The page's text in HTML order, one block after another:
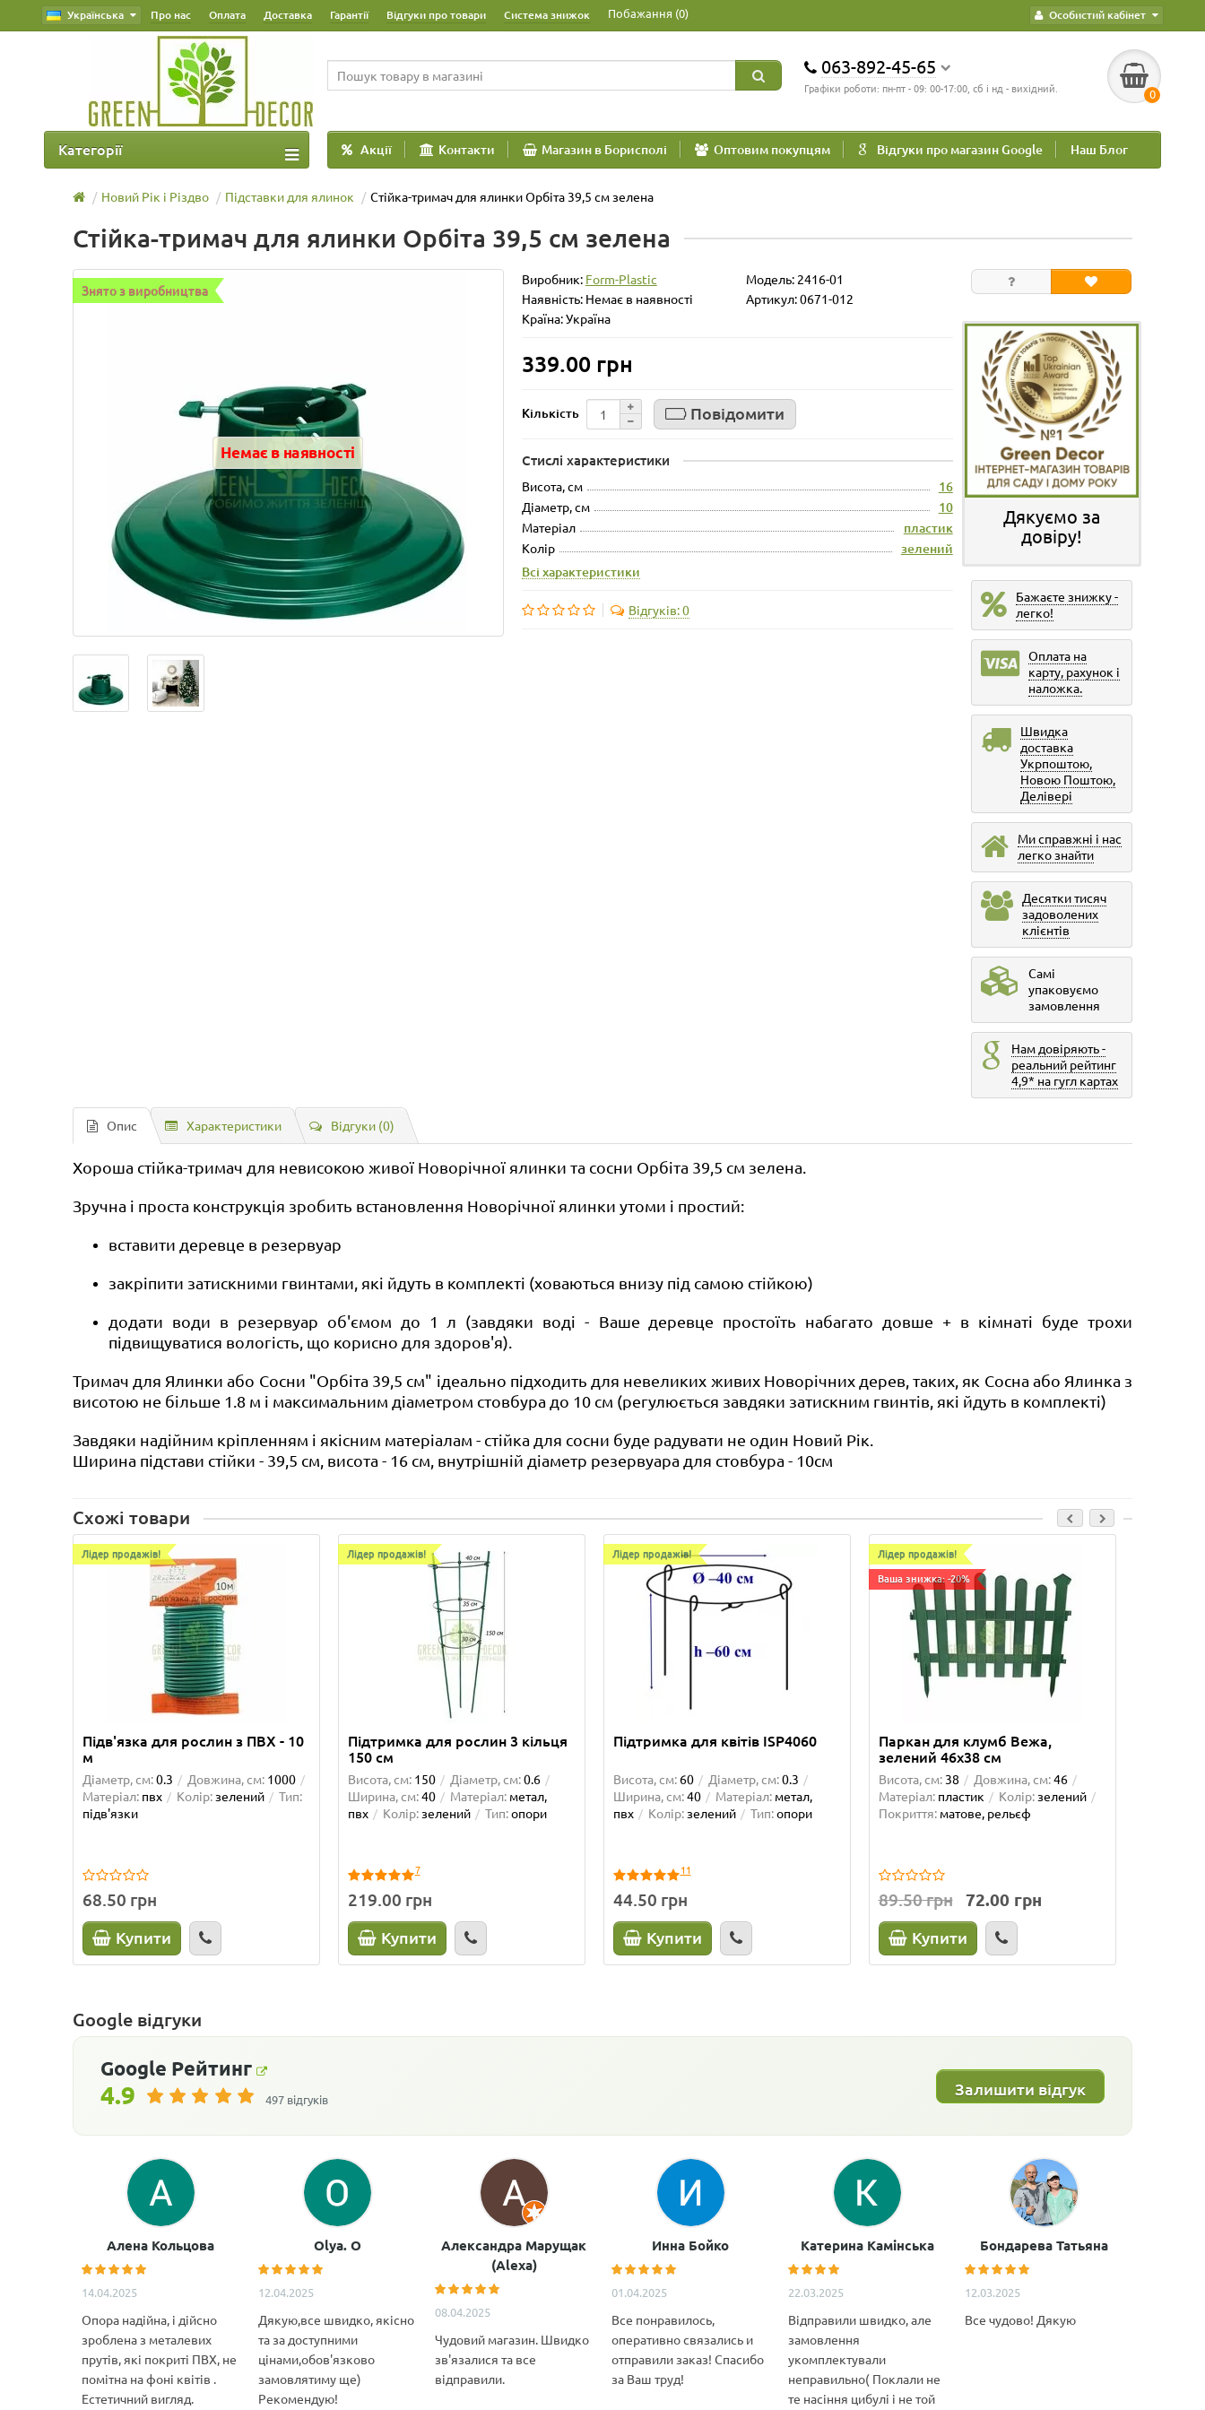
Особистий кабінет
Українська Про нас Оплата Доставка Гарантії Відгуки про товари Система знижок Побажання (0)
063-892-45-65
Графіки роботи: пн-пт - 09: 00-17:00, сб і нд - вихідний. 0
Акції Контакти Магазин в Борисполі Оптовим покупцям Відгуки про магазин Google Наш Блог
Категорії
Новий Рік і Різдво Підставки для ялинок Стійка-тримач для ялинки Орбіта 39,5 см зелена
Стійка-тримач для ялинки Орбіта 39,5 см зелена
Знято з виробництва
Немає в наявності
Виробник: Form-Plastic Модель: 2416-01
Наявність: Немає в наявності
Артикул: 0671-012
Країна: Україна
339.00 грн
Кількість Повідомити
Стислі характеристики
Висота, см 16
Діаметр, см 10
Матеріал пластик
Колір
зелений
Всі характеристики
Відгуків: 0
Дякуємо за
довіру!
Бажаєте знижку -
легко!
Оплата на
карту, рахунок і
наложка.
Швидка
доставка
Укрпоштою,
Новою Поштою,
Делівері
Ми справжні і нас
легко знайти
Десятки тисяч
задоволених
клієнтів
Самі
упаковуємо
замовлення
Нам довіряють -
реальний рейтинг
4,9* на гугл картах
Опис Характеристики Відгуки (0)
Хороша стійка-тримач для невисокою живої Новорічної ялинки та сосни Орбіта 39,5 см зелена.
Зручна і проста конструкція зробить встановлення Новорічної ялинки утоми і простий:
вставити деревце в резервуар
закріпити затискними гвинтами, які йдуть в комплекті (ховаються внизу під самою стійкою)
додати води в резервуар об'ємом до 1 л (завдяки воді - Ваше деревце простоїть набагато довше + в кімнаті буде трохи
підвищуватися вологість, що корисно для здоров'я).
Тримач для Ялинки або Сосни "Орбіта 39,5 см" ідеально підходить для невеликих живих Новорічних дерев, таких, як Сосна або Ялинка з
висотою не більше 1.8 м і максимальним діаметром стовбура до 10 см (регулюється завдяки затискним гвинтів, які йдуть в комплекті)
Завдяки надійним кріпленням і якісним матеріалам - стійка для сосни буде радувати не один Новий Рік.
Ширина підстави стійки - 39,5 см, висота - 16 см, внутрішній діаметр резервуара для стовбура - 10см
Схожі товари
Лідер продажів!
Підв'язка для рослин з ПВХ - 10
м
Діаметр, см:0.3 Довжина, см: 1000
Матеріал: пвх Колір:зелений
Тип:
підв'язки
68.50 грн
Купити
Лідер продажів!
Підтримка для рослин 3 кільця
150 см
Висота, см: 150 Діаметр, см:0.6
Ширина, см:40 Матеріал: метал,
пвх
Колір:зелений Тип:опори
7
219.00 грн
Купити
Лідер продажів!
Підтримка для квітів ISP4060
Висота, см: 60 Діаметр, см:0.3
Ширина, см:40 Матеріал: метал,
пвх
Колір:зелений Тип:опори
11
44.50 грн
Купити
Лідер продажів!
Ваша знижка: -20%
Паркан для клумб Вежа,
зелений 46х38 см
Висота, см: 38 Довжина, см:46
Матеріал: пластик Колір:зелений
Покриття: матове, рельєф
89.50 грн 72.00 грн
Купити
Google відгуки
Google Рейтинг
4.9 497 відгуків
Залишити відгук
Алена Кольцова
14.04.2025
Опора надійна, і дійсно
зроблена з металевих
прутів, які покриті ПВХ, не
помітна на фоні квітів .
Естетичний вигляд.
Olya. O
12.04.2025
Дякую,все швидко, якісно
та за доступними
цінами,обов'язково
замовлятиму ще)
Рекомендую!
Александра Марущак
(Alexa)
08.04.2025
Чудовий магазин. Швидко
зв'язалися та все
відправили.
Инна Бойко
01.04.2025
Все понравилось,
оперативно связались и
отправили заказ! Спасибо
за Ваш труд!
Катерина Камінська
22.03.2025
Відправили швидко, але
замовлення
укомплектували
неправильно( Поклали не
те насіння цибулі і не той
Бондарева Татьяна
12.03.2025
Все чудово! Дякую